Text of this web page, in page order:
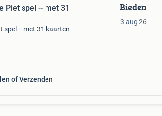
Piet spel -- met 31
spel -- met 31 kaarten
of Verzenden
Bieden
3 aug 26